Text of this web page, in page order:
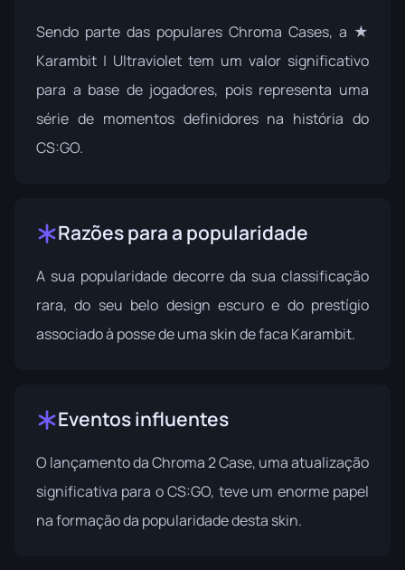
Sendo parte das populares Chroma Cases, a ★
Karambit | Ultraviolet tem um valor significativo
para a base de jogadores, pois representa uma
série de momentos definidores na história do
CS:GO.
Razões para a popularidade
A sua popularidade decorre da sua classificação
rara, do seu belo design escuro e do prestígio
associado à posse de uma skin de faca Karambit.
Eventos influentes
O lançamento da Chroma 2 Case, uma atualização
significativa para o CS:GO, teve um enorme papel
na formação da popularidade desta skin.